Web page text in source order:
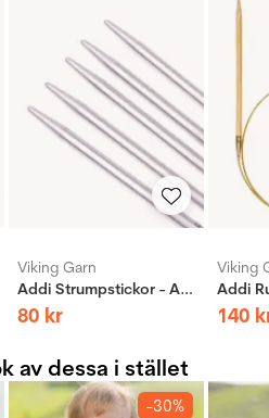
Viking Garn
Addi Strumpstickor - Aluminium
80 kr
Viking
140
av dessa i stället
-30%